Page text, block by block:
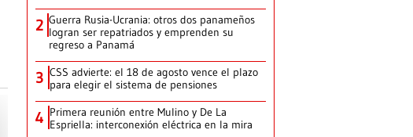
2 Guerra Rusia-Ucrania: otros dos panameños
logran ser repatriados y emprenden su
regreso a Panamá
3 CSS advierte: el 18 de agosto vence el plazo
para elegir el sistema de pensiones
4 Primera reunión entre Mulino y De La
Espriella: interconexión eléctrica en la mira